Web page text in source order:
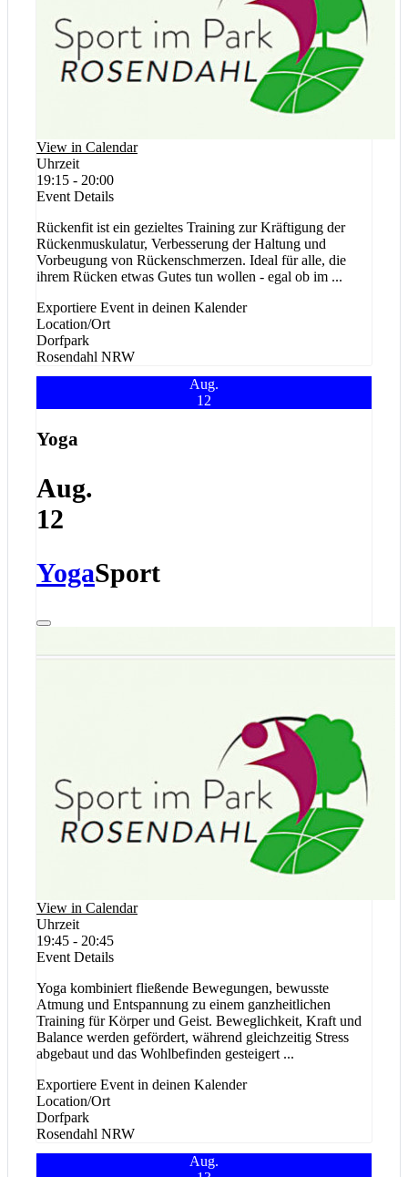
View in Calendar
Uhrzeit
19:15 - 20:00
Event Details
Rückenfit ist ein gezieltes Training zur Kräftigung der
Rückenmuskulatur, Verbesserung der Haltung und
Vorbeugung von Rückenschmerzen. Ideal für alle, die
ihrem Rücken etwas Gutes tun wollen - egal ob im ...
Exportiere Event in deinen Kalender
Location/Ort
Dorfpark
Rosendahl NRW
Aug.
12
Yoga
Aug.
12
YogaSport
View in Calendar
Uhrzeit
19:45 - 20:45
Event Details
Yoga kombiniert fließende Bewegungen, bewusste
Atmung und Entspannung zu einem ganzheitlichen
Training für Körper und Geist. Beweglichkeit, Kraft und
Balance werden gefördert, während gleichzeitig Stress
abgebaut und das Wohlbefinden gesteigert...
Exportiere Event in deinen Kalender
Location/Ort
Dorfpark
Rosendahl NRW
Aug.